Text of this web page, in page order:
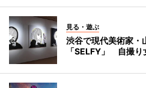
見る・遊ぶ
渋谷で現代美術家・
「SELFY」 自撮り